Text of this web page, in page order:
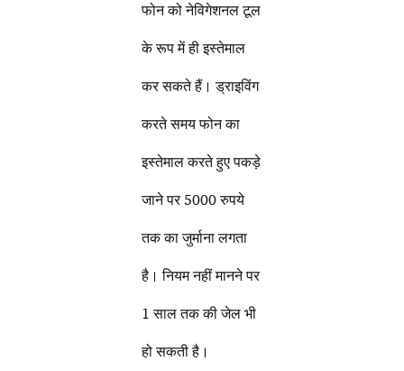
फोन को नेविगेशनल टूल
के रूप में ही इस्तेमाल
कर सकते हैं। ड्राइविंग
करते समय फोन का
इस्तेमाल करते हुए पकड़े
जाने पर 5000 रुपये
तक का जुर्माना लगता
है। नियम नहीं मानने पर
1 साल तक की जेल भी
हो सकती है।